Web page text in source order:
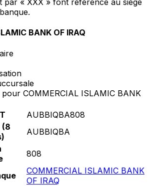
par « XXX » font référence au siège
BANK OF IRAQ
COMMERCIAL ISLAMIC BANK
AUBBIQBA808
(8
AUBBIQBA
808
COMMERCIAL ISLAMIC BANK
OF IRAQ